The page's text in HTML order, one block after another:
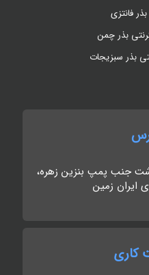
فانتزی
بذر چمن
بذر سبزیجات
جنب پمپ بنزین زهره،
ایران زمین
کاری